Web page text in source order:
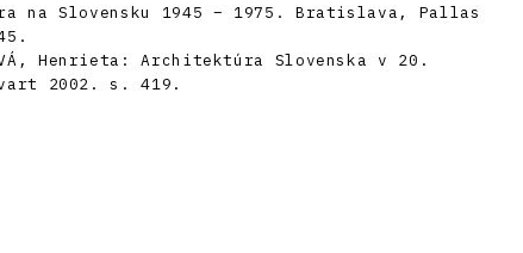
na Slovensku 1945 – 1975. Bratislava, Pallas
Henrieta: Architektúra Slovenska v 20.
2002. s. 419.